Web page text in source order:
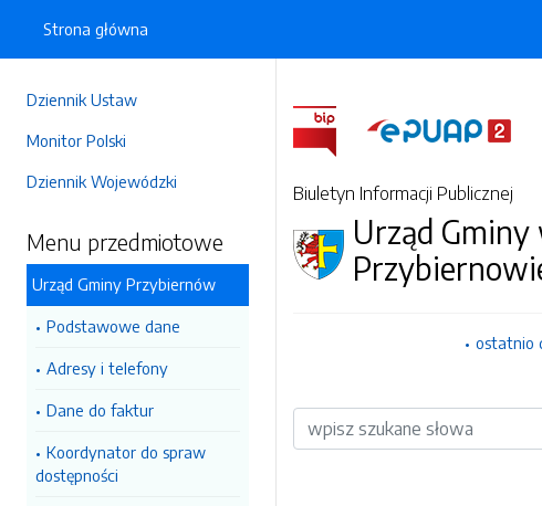
Dziennik Ustaw
Monitor Polski
Dziennik Wojewódzki
Menu przedmiotowe
Urząd Gminy Przybiernów
Podstawowe dane
Adresy i telefony
Dane do faktur
Koordynator do spraw
dostępności
Strona główna
Biuletyn Informacji Publicznej
Urząd Gminy
ostatnio
Wyszukiwarka